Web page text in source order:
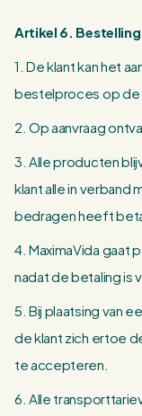
Artikel 6. Bestelling
1. De klant kan het
bestelproces op de
2. Op aanvraag
3. Alle producten
klant alle in verband
bedragen heeft
4. MaximaVida gaat
nadat de betaling is
5. Bij plaatsing van
de klant zich ertoe
te accepteren.
6. Alle